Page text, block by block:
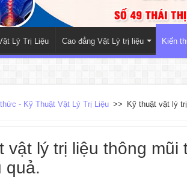
Lý Trị Liệu Cao đẳng Vật Lý trị liệu Kiến
- Kỹ Thuật Vật Lý Trị Liệu >>
Kỹ thuật vật lý
vật lý trị liệu thông mũi
quả.